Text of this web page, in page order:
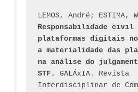
Responsabilidade civil
plataformas digitais
a materialidade das
na análise do
STF.
GALÁxIA. Revista
Interdisciplinar de